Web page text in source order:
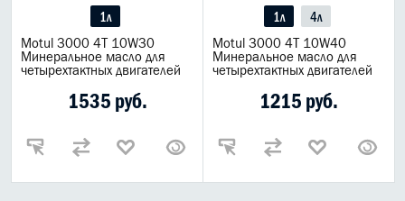
1л
Motul 3000 4T 10W30
Минеральное масло для
четырехтактных двигателей
1535 руб.
1л
4л
Motul 3000 4T 10W40
Минеральное масло для
четырехтактных двигателей
1215 руб.